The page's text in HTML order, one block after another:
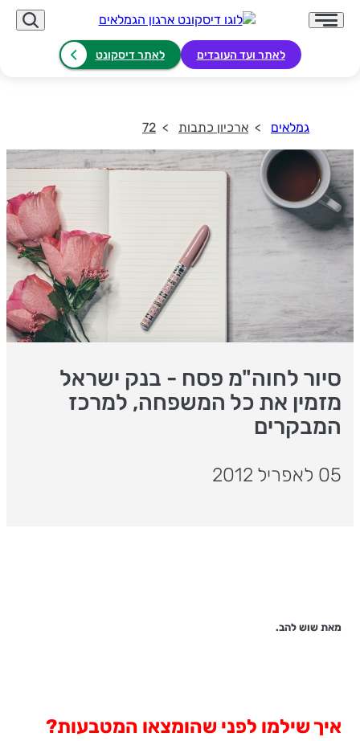
לאתר ועד העובדים לאתר דיסקונט
גמלאים ארכיון כתבות 72
סיור לחוה"מ פסח - בנק ישראל
מזמין את כל המשפחה, למרכז
המבקרים
05 לאפריל 2012
מאת שוש להב.
איך שילמו לפני שהומצאו המטבעות?